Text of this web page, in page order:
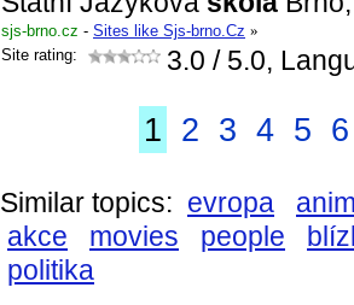
sjs-brno.cz - Sites like Sjs-brno.Cz »
Site rating:
3.0 / 5.0,
1 2 3 4 5 6
Similar topics: evropa
akce
movies people
politika